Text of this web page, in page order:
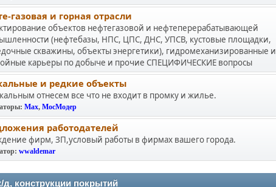
газовая и горная отрасли
объектов нефтегазовой и нефтеперерабатывающей
(нефтебазы, НПС, ЦПС, ДНС, УПСВ, кустовые площадки,
скважины, объекты энергетики), гидромеханизированные и
карьеры по добыче и прочие СПЕЦИФИЧЕСКИЕ вопросы
и редкие объекты
отнесем все что не входит в промку и жилье.
Max, МосМодер
работодателей
фирм, ЗП,условый работы в фирмах вашего города.
wwaldemar
конструкции покрытий